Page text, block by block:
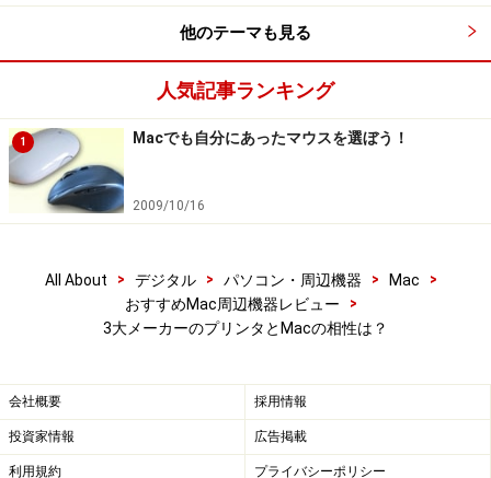
Canon PIXUS MP990の付属CDからインストールできるソフト
ウェア群。使い勝手はともかく、必要な作業はすべてこれで
行えます（クリックで拡大）
Mac OS X v10.6 Snow Loepard対応も順次対応してお
り、対応済のものは各メーカーのホームページからダウ
ンロードが可能になっています。2009年10月12日時点
ん。
【最新プリンタ/スキャナドライバのダウンロード】
他のテーマも見る
人気記事ランキング
1 Macでも自分にあったマウスを選ぼう！
2009/10/16
All About > デジタル > パソコン・周辺機器 > Mac
>
おすすめMac周辺機器レビュー
>
3大メーカーのプリンタとMacの相性は？
会社概要 採用情報
投資家情報 広告掲載
利用規約 プライバシーポリシー